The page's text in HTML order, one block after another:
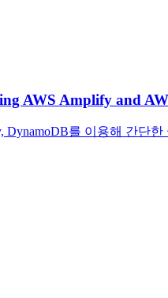
AWS Amplify and
DynamoDB를 이용해 간